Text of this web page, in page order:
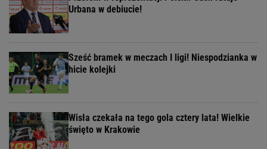
Urbana w debiucie!
Sześć bramek w meczach I ligi! Niespodzianka w
hicie kolejki
Wisła czekała na tego gola cztery lata! Wielkie
święto w Krakowie